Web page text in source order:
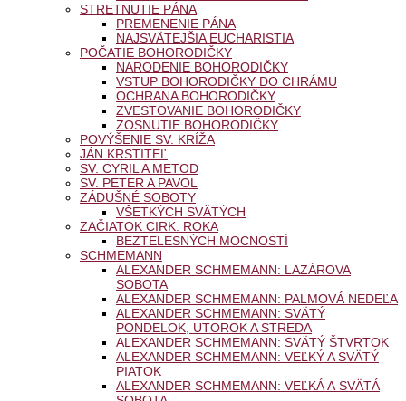
STRETNUTIE PÁNA
PREMENENIE PÁNA
NAJSVÄTEJŠIA EUCHARISTIA
POČATIE BOHORODIČKY
NARODENIE BOHORODIČKY
VSTUP BOHORODIČKY DO CHRÁMU
OCHRANA BOHORODIČKY
ZVESTOVANIE BOHORODIČKY
ZOSNUTIE BOHORODIČKY
POVÝŠENIE SV. KRÍŽA
JÁN KRSTITEĽ
SV. CYRIL A METOD
SV. PETER A PAVOL
ZÁDUŠNÉ SOBOTY
VŠETKÝCH SVÄTÝCH
ZAČIATOK CIRK. ROKA
BEZTELESNÝCH MOCNOSTÍ
SCHMEMANN
ALEXANDER SCHMEMANN: LAZÁROVA
SOBOTA
ALEXANDER SCHMEMANN: PALMOVÁ NEDEĽA
ALEXANDER SCHMEMANN: SVÄTÝ
PONDELOK, UTOROK A STREDA
ALEXANDER SCHMEMANN: SVÄTÝ ŠTVRTOK
ALEXANDER SCHMEMANN: VEĽKÝ A SVÄTÝ
PIATOK
ALEXANDER SCHMEMANN: VEĽKÁ A SVÄTÁ